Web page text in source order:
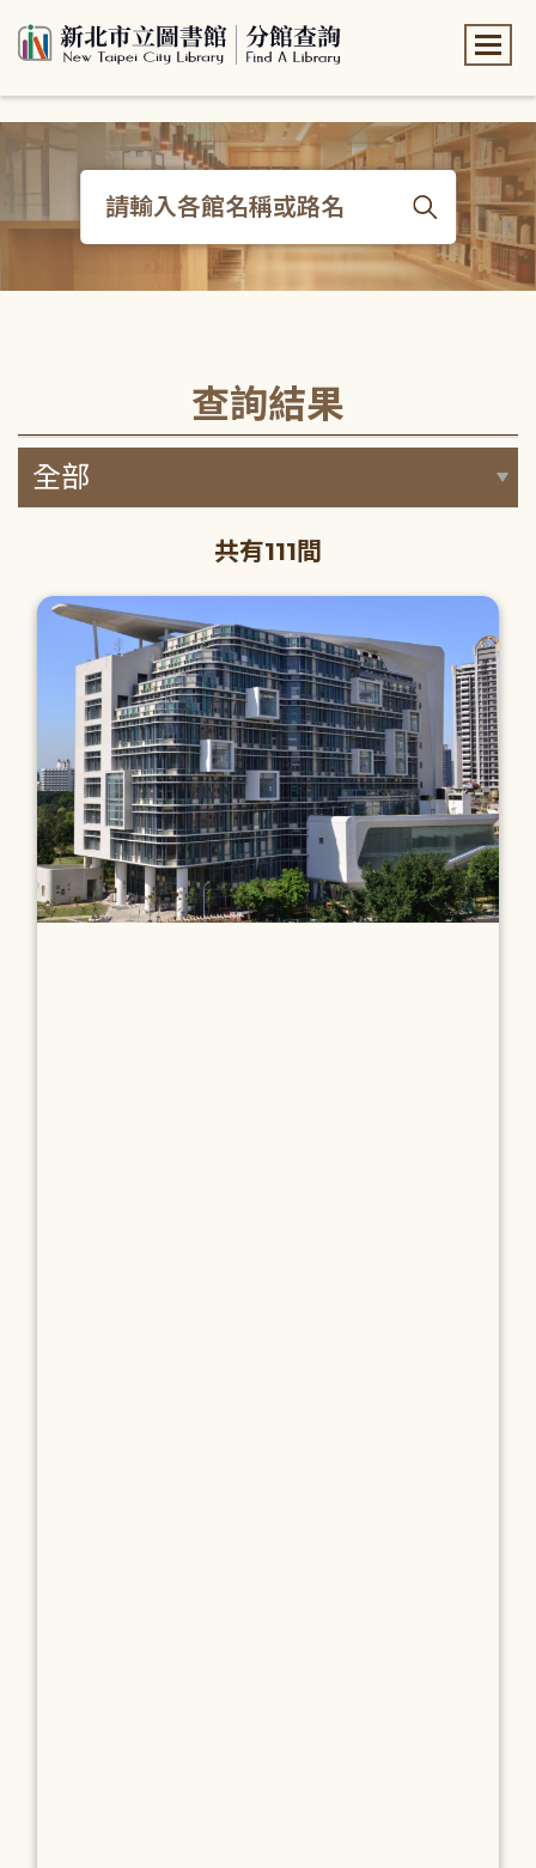
查詢結果
共有111間